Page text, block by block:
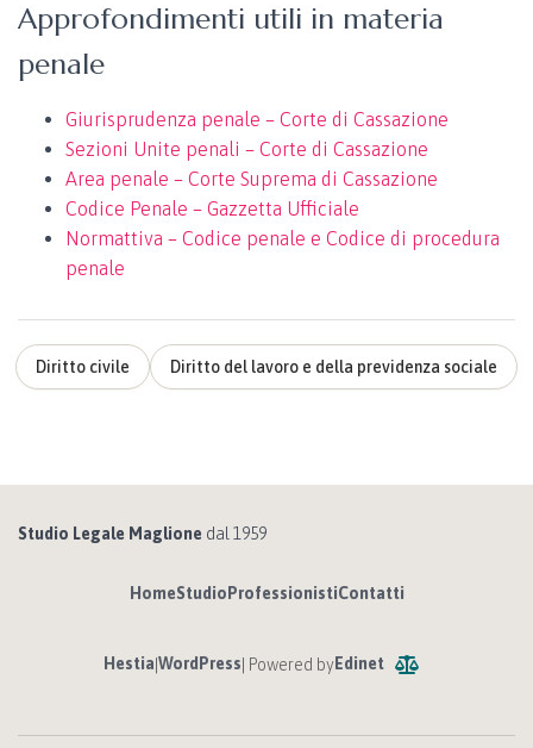
Approfondimenti utili in materia
penale
Giurisprudenza penale – Corte di Cassazione
Sezioni Unite penali – Corte di Cassazione
Area penale – Corte Suprema di Cassazione
Codice Penale – Gazzetta Ufficiale
Normattiva – Codice penale e Codice di procedura
penale
Diritto civile Diritto del lavoro e della previdenza sociale
Studio Legale Maglione dal 1959
HomeStudio ProfessionistiContatti
Hestia|WordPress| Powered byEdinet